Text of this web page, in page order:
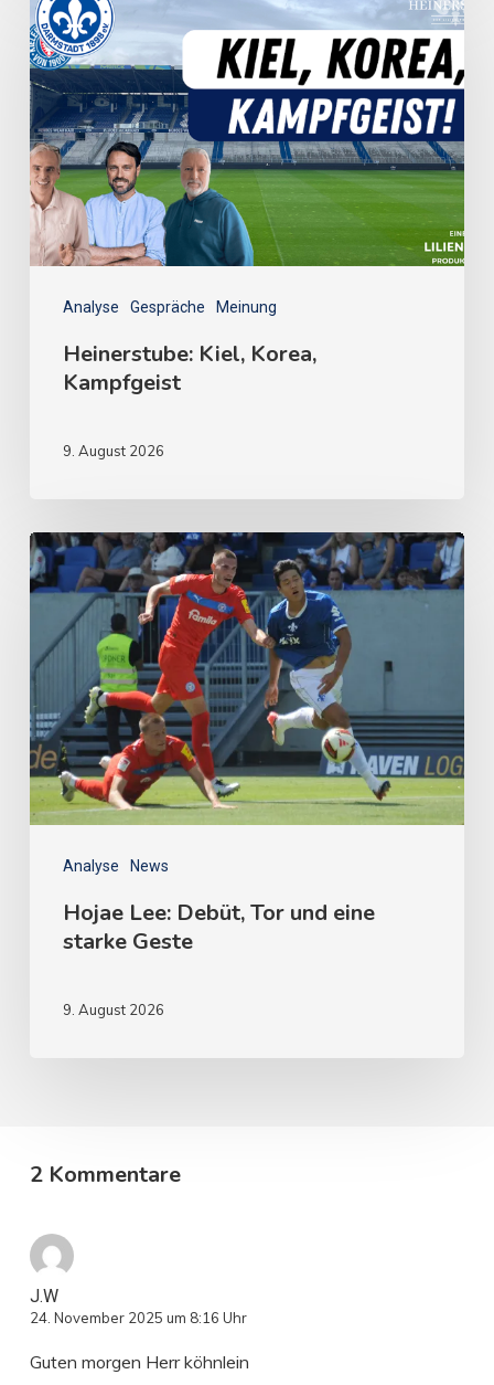
Analyse Gespräche Meinung
Heinerstube: Kiel, Korea,
Kampfgeist
9. August 2026
Analyse News
Hojae Lee: Debüt, Tor und eine
starke Geste
9. August 2026
2 Kommentare
J.W
24. November 2025 um 8:16 Uhr
Guten morgen Herr köhnlein